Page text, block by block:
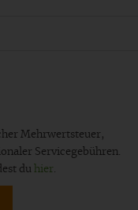
Mehrwertsteuer,
Servicegebühren.
du hier.